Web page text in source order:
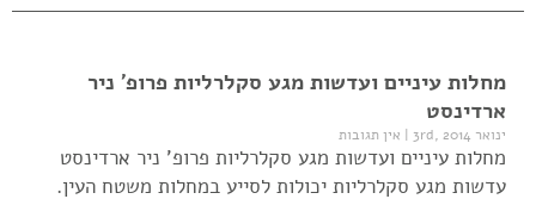
מחלות עיניים ועדשות מגע סקלרליות פרופ' ניר
ארדינסט
ינואר 3rd, 2014 | אין תגובות
מחלות עיניים ועדשות מגע סקלרליות פרופ' ניר ארדינסט
עדשות מגע סקלרליות יכולות לסייע במחלות משטח העין.